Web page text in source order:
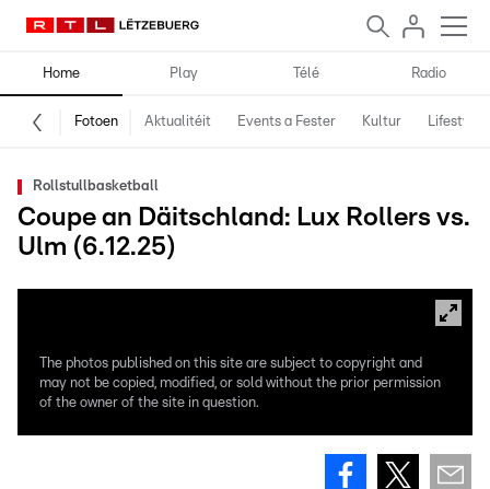
Home Play Télé Radio
Fotoen Aktualitéit Events a Fester Kultur Lifestyle
Rollstullbasketball
Coupe an Däitschland: Lux Rollers vs.
Ulm (6.12.25)
The photos published on this site are subject to copyright and
may not be copied, modified, or sold without the prior permission
of the owner of the site in question.